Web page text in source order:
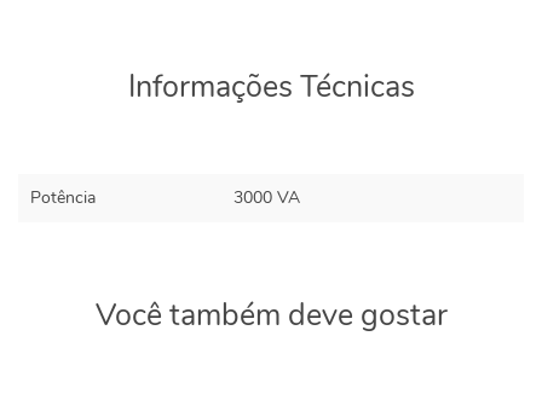
Informações Técnicas
Potência 3000 VA
Você também deve gostar